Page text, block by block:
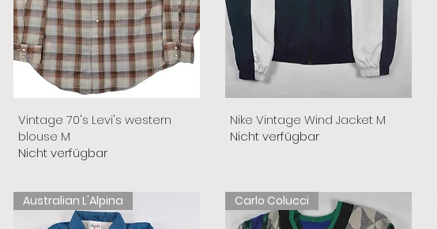
Vintage 70's Levi's western
blouse M
Nicht verfügbar
Nike Vintage Wind Jacket M
Nicht verfügbar
Australian L'Alpina Carlo Colucci